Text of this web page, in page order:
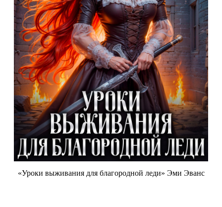
«Уроки выживания для благородной леди» Эми Эванс